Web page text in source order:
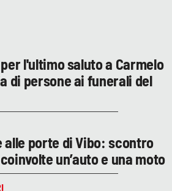
l'ultimo saluto a Carmelo
di persone ai funerali del
alle porte di Vibo: scontro
un’auto e una moto